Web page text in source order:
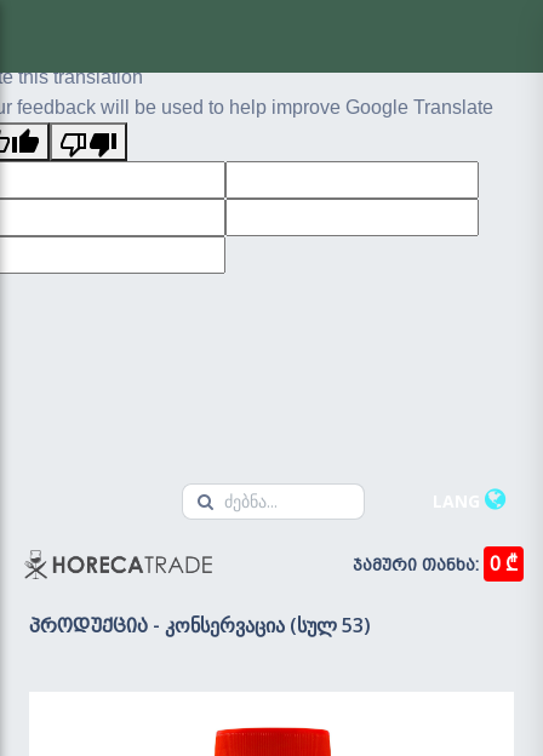
this translation
feedback will be used to help improve Google Translate
ჯამური თანხა: 0 ₾
პროდუქცია - კონსერვაცია (სულ 53)